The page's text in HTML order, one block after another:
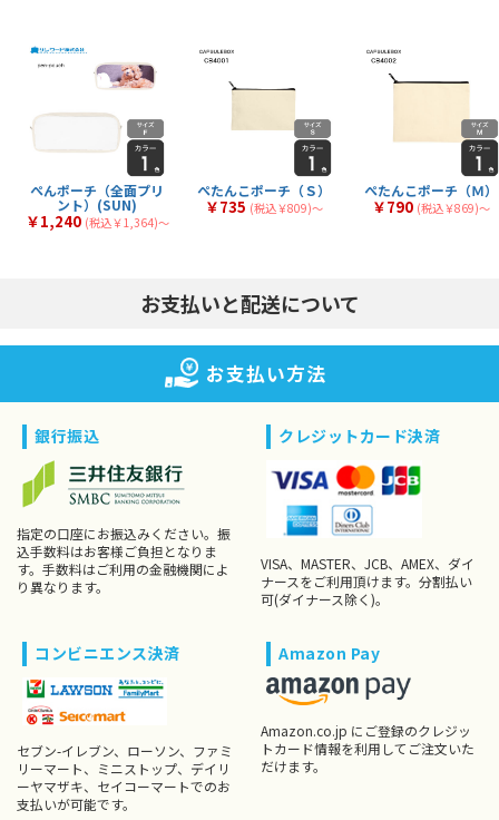
ぺんポーチ（全面プリ
ント）(SUN)
￥1,240 (税込￥1,364)〜
ぺたんこポーチ（Ｓ）
￥735 (税込￥809)〜
ぺたんこポーチ（Ｍ）
￥790 (税込￥869)〜
お支払いと配送について
お支払い方法
銀行振込
指定の口座にお振込みください。振
込手数料はお客様ご負担となりま
す。手数料はご利用の金融機関によ
り異なります。
クレジットカード決済
VISA、MASTER、JCB、AMEX、ダイ
ナースをご利用頂けます。分割払い
可(ダイナース除く)。
コンビニエンス決済
セブン-イレブン、ローソン、ファミ
リーマート、ミニストップ、デイリ
ーヤマザキ、セイコーマートでのお
支払いが可能です。
Amazon Pay
Amazon.co.jp にご登録のクレジッ
トカード情報を利用してご注文いた
だけます。